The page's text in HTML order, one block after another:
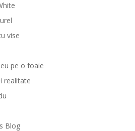
vise
pe o foaie
realitate
Blog